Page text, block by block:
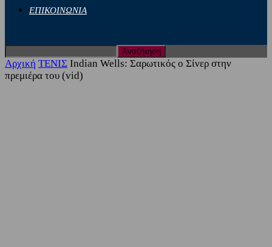
ΕΠΙΚΟΙΝΩΝΙΑ
Αρχική ΤΕΝΙΣ Indian Wells: Σαρωτικός ο Σίνερ στην
πρεμιέρα του (vid)